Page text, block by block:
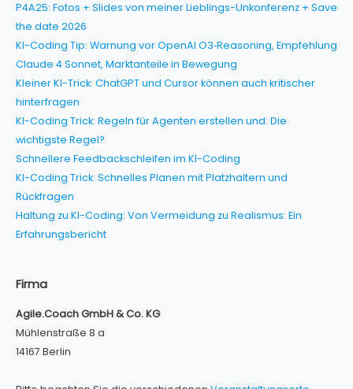
P4A25: Fotos + Slides von meiner Lieblings-Unkonferenz + Save
the date 2026
KI-Coding Tip: Warnung vor OpenAI O3‑Reasoning, Empfehlung
Claude 4 Sonnet, Marktanteile in Bewegung
Kleiner KI-Trick: ChatGPT und Cursor können auch kritischer
hinterfragen
KI-Coding Trick: Regeln für Agenten erstellen und: Die
wichtigste Regel?
Schnellere Feedbackschleifen im KI-Coding
KI-Coding Trick: Schnelles Planen mit Platzhaltern und
Rückfragen
Haltung zu KI-Coding: Von Vermeidung zu Realismus: Ein
Erfahrungsbericht
Firma
Agile.Coach GmbH & Co. KG
Mühlenstraße 8 a
14167 Berlin